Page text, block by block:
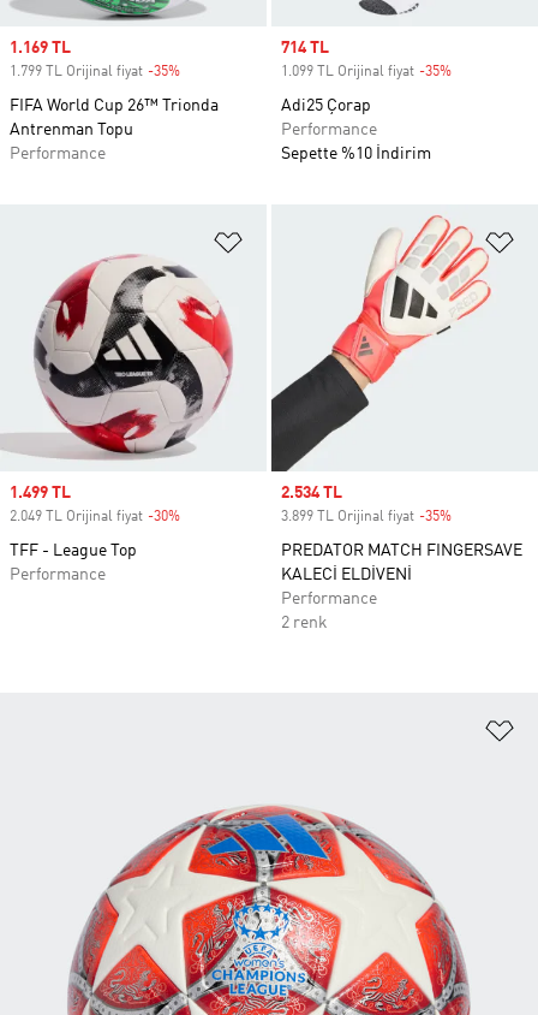
Sale price
1.169 TL
1.799 TL Orijinal fiyat -35%
FIFA World Cup 26™ Trionda
Antrenman Topu
Performance
Sale price
714 TL
1.099 TL Orijinal fiyat -35%
Adi25 Çorap
Performance
Sepette %10 İndirim
Favori Listesine Ekle
Sale price
1.499 TL
2.049 TL Orijinal fiyat -30%
TFF - League Top
Performance
Sale price
2.534 TL
3.899 TL Orijinal fiyat -35%
PREDATOR MATCH FINGERSAVE
KALECİ ELDİVENİ
Performance
2 renk